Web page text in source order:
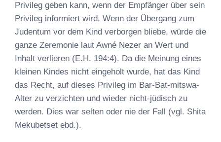
Privileg geben kann, wenn der Empfänger über sein
Privileg informiert wird. Wenn der Übergang zum
Judentum vor dem Kind verborgen bliebe, würde die
ganze Zeremonie laut Awné Nezer an Wert und
Inhalt verlieren (E.H. 194:4). Da die Meinung eines
kleinen Kindes nicht eingeholt wurde, hat das Kind
das Recht, auf dieses Privileg im Bar-Bat-mitswa-
Alter zu verzichten und wieder nicht-jüdisch zu
werden. Dies war selten oder nie der Fall (vgl. Shita
Mekubetset ebd.).